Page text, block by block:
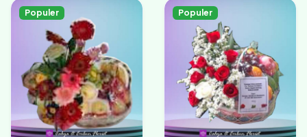
Populer Populer